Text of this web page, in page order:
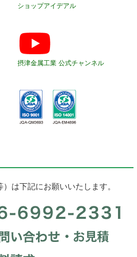
ショップアイデアル
摂津金属工業 公式チャンネル
は下記にお願いいたします。